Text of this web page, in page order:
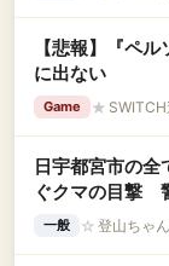
【悲報】『ペ
に出ない
Game ★
日宇都宮市の
ぐクマの目撃
一般 ☆ 登山ちゃ